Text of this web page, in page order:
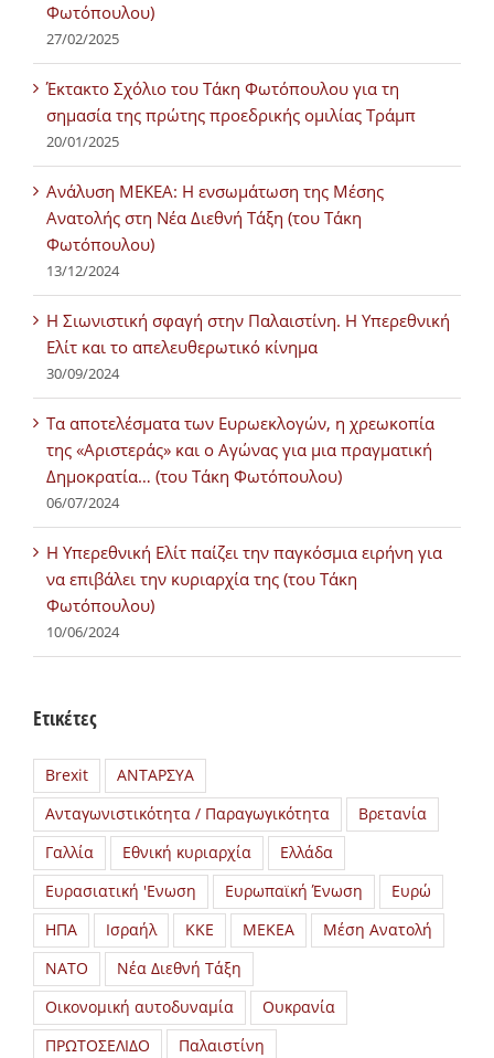
Φωτόπουλου)
27/02/2025
Έκτακτο Σχόλιο του Τάκη Φωτόπουλου για τη
σημασία της πρώτης προεδρικής ομιλίας Τράμπ
20/01/2025
Ανάλυση ΜΕΚΕΑ: Η ενσωμάτωση της Μέσης
Ανατολής στη Νέα Διεθνή Τάξη (του Τάκη
Φωτόπουλου)
13/12/2024
Η Σιωνιστική σφαγή στην Παλαιστίνη. Η Υπερεθνική
Ελίτ και το απελευθερωτικό κίνημα
30/09/2024
Τα αποτελέσματα των Ευρωεκλογών, η χρεωκοπία
της «Αριστεράς» και ο Αγώνας για μια πραγματική
Δημοκρατία… (του Τάκη Φωτόπουλου)
06/07/2024
H Υπερεθνική Ελίτ παίζει την παγκόσμια ειρήνη για
να επιβάλει την κυριαρχία της (του Τάκη
Φωτόπουλου)
10/06/2024
Ετικέτες
Brexit
ΑΝΤΑΡΣΥΑ
Ανταγωνιστικότητα / Παραγωγικότητα
Βρετανία
Γαλλία
Εθνική κυριαρχία
Ελλάδα
Ευρασιατική 'Ενωση
Ευρωπαϊκή Ένωση
Ευρώ
ΗΠΑ
Ισραήλ ΚΚΕ ΜΕΚΕΑ
Μέση Ανατολή
ΝΑΤΟ
Νέα Διεθνή Τάξη
Οικονομική αυτοδυναμία
Ουκρανία
ΠΡΩΤΟΣΕΛΙΔΟ
Παλαιστίνη